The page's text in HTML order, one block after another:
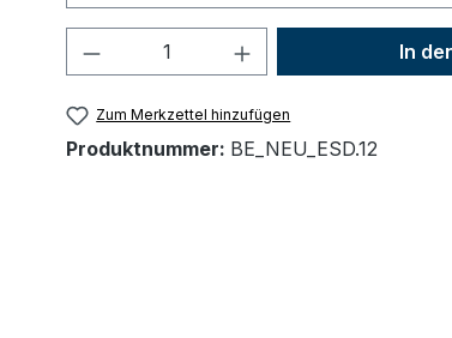
Produkt Anzahl: Gib den
In
Zum Merkzettel hinzufügen
Produktnummer: BE_NEU_ESD.12